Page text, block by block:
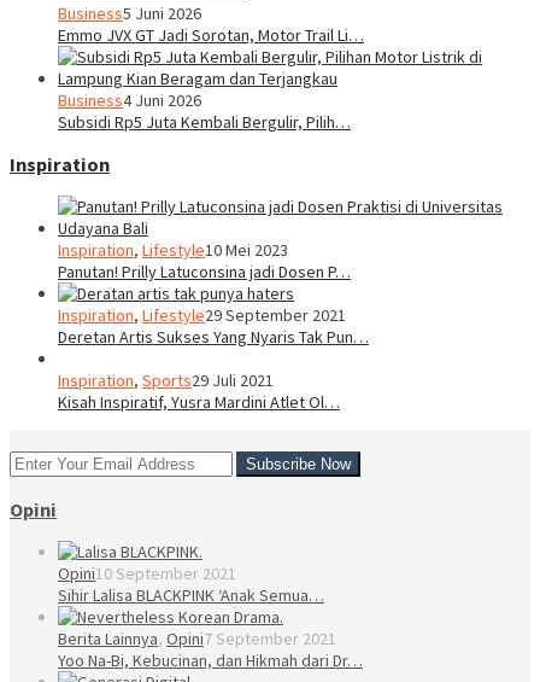
Business5 Juni 2026
Emmo JVX GT Jadi Sorotan, Motor Trail Li…
Business4 Juni 2026
Subsidi Rp5 Juta Kembali Bergulir, Pilih…
Inspiration
Inspiration, Lifestyle10 Mei 2023
Panutan! Prilly Latuconsina jadi Dosen P…
Inspiration, Lifestyle29 September 2021
Deretan Artis Sukses Yang Nyaris Tak Pun…
Inspiration, Sports29 Juli 2021
Kisah Inspiratif, Yusra Mardini Atlet Ol…
Opini
Opini10 September 2021
Sihir Lalisa BLACKPINK ‘Anak Semua…
Berita Lainnya, Opini7 September 2021
Yoo Na-Bi, Kebucinan, dan Hikmah dari Dr…